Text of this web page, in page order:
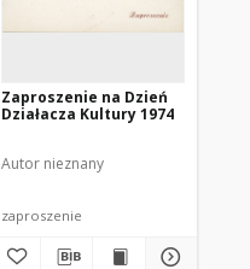
Zaproszenie na Dzień
Działacza Kultury 1974
Autor nieznany
zaproszenie